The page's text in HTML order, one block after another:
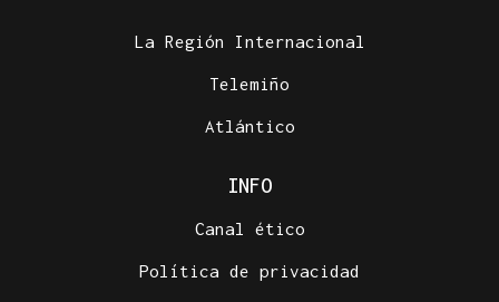
La Región Internacional
Telemiño
Atlántico
INFO
Canal ético
Política de privacidad